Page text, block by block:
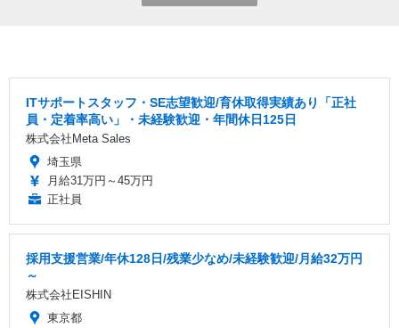
ITサポートスタッフ・SE志望歓迎/育休取得実績あり「正社
員・定着率高い」・未経験歓迎・年間休日125日
株式会社Meta Sales
埼玉県
月給31万円～45万円
正社員
採用支援営業/年休128日/残業少なめ/未経験歓迎/月給32万円
～
株式会社EISHIN
東京都